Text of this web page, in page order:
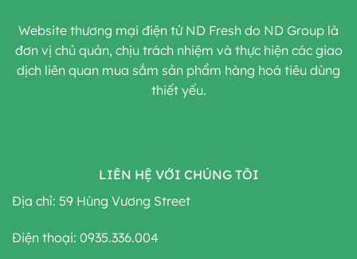
Website thương mại điện tử ND Fresh do ND Group là
đơn vị chủ quản, chịu trách nhiệm và thực hiện các giao
dịch liên quan mua sắm sản phẩm hàng hoá tiêu dùng
thiết yếu.
LIÊN HỆ VỚI CHÚNG TÔI
Địa chỉ: 59 Hùng Vương Street
Điện thoại: 0935.336.004